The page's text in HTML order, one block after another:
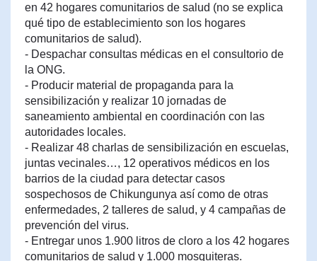
en 42 hogares comunitarios de salud (no se explica
qué tipo de establecimiento son los hogares
comunitarios de salud).
- Despachar consultas médicas en el consultorio de
la ONG.
- Producir material de propaganda para la
sensibilización y realizar 10 jornadas de
saneamiento ambiental en coordinación con las
autoridades locales.
- Realizar 48 charlas de sensibilización en escuelas,
juntas vecinales…, 12 operativos médicos en los
barrios de la ciudad para detectar casos
sospechosos de Chikungunya así como de otras
enfermedades, 2 talleres de salud, y 4 campañas de
prevención del virus.
- Entregar unos 1.900 litros de cloro a los 42 hogares
comunitarios de salud y 1.000 mosquiteras.